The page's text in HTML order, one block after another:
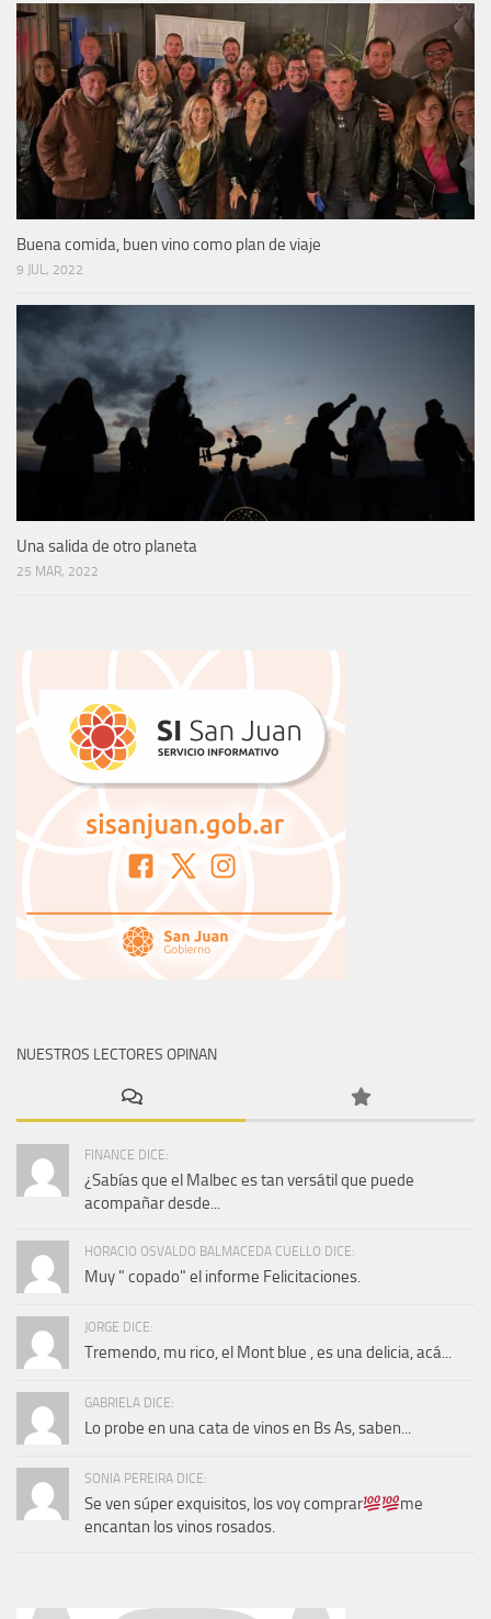
Buena comida, buen vino como plan de viaje
9 JUL, 2022
Una salida de otro planeta
25 MAR, 2022
NUESTROS LECTORES OPINAN
FINANCE DICE:
¿Sabías que el Malbec es tan versátil que puede
acompañar desde...
HORACIO OSVALDO BALMACEDA CUELLO DICE:
Muy " copado" el informe Felicitaciones.
JORGE DICE:
Tremendo, mu rico, el Mont blue , es una delicia, acá...
GABRIELA DICE:
Lo probe en una cata de vinos en Bs As, saben...
SONIA PEREIRA DICE:
Se ven súper exquisitos, los voy comprar
me
encantan los vinos rosados.